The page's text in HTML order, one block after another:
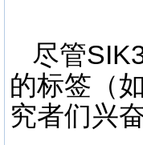
尽管
的标签（
究者们兴奋